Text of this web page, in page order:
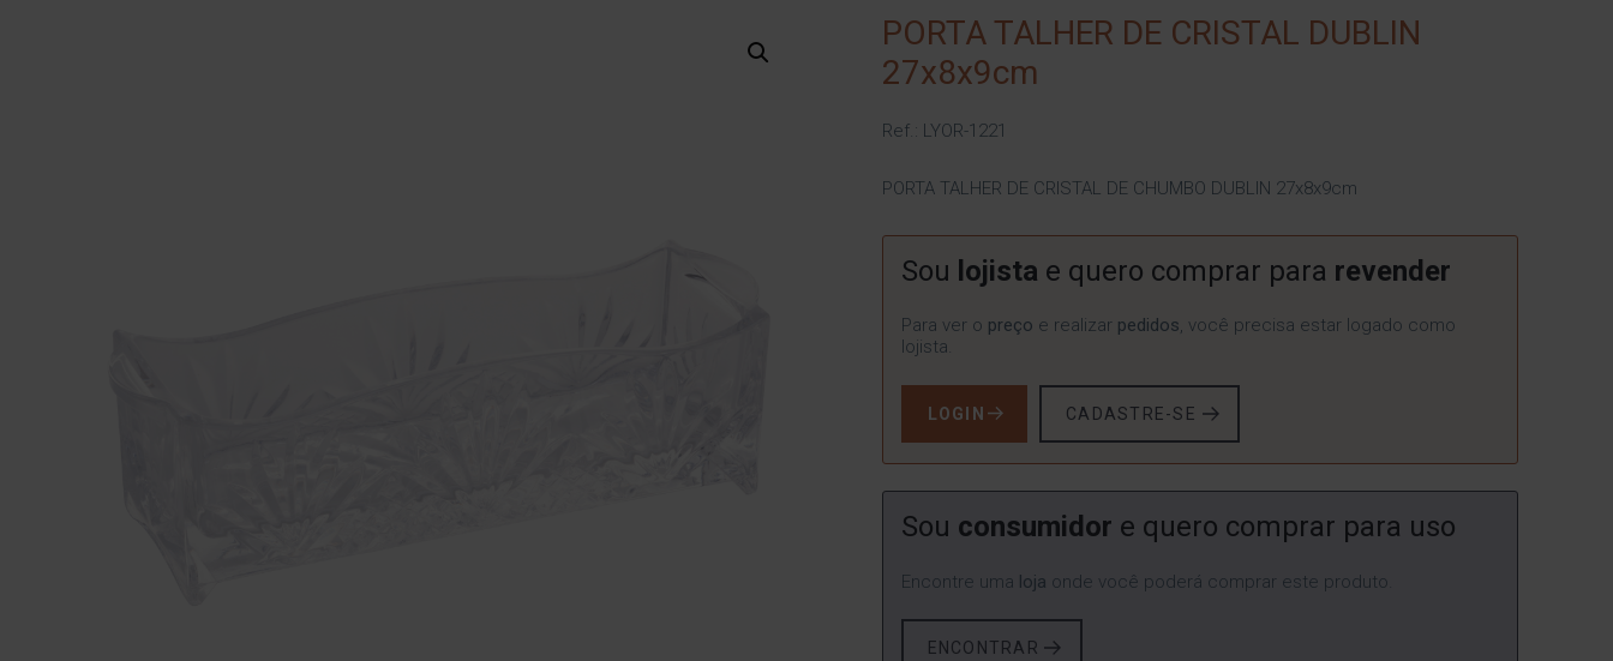
PORTA TALHER DE CRISTAL DUBLIN
27x8x9cm
Ref.: LYOR-1221
PORTA TALHER DE CRISTAL DE CHUMBO DUBLIN 27x8x9cm
Sou lojista e quero comprar para revender
Para ver o preço e realizar pedidos, você precisa estar logado como
lojista.
LOGIN CADASTRE-SE
Sou consumidor e quero comprar para uso
Encontre uma loja onde você poderá comprar este produto.
ENCONTRAR